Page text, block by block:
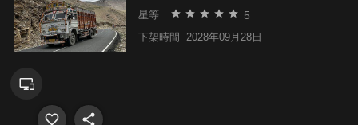
星等 5
下架時間 2028年09月28日